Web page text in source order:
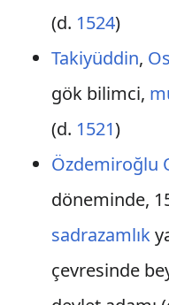
(d. 1524)
Takiyüddin,
gök bilimci,
(d. 1521)
Özdemiroğlu
döneminde,
sadrazamlık
çevresinde